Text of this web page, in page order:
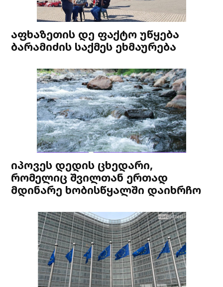
აფხაზეთის დე ფაქტო უწყება
ბარამიძის საქმეს ეხმაურება
იპოვეს დედის ცხედარი,
რომელიც შვილთან ერთად
მდინარე ხობისწყალში დაიხრჩო